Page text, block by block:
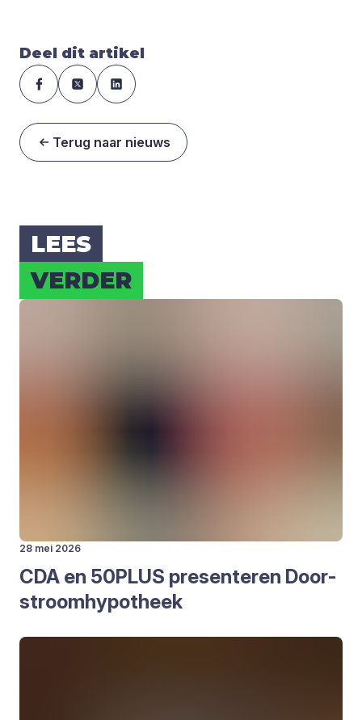
Deel dit artikel
Terug naar nieuws
LEES
VER­DER
28 mei 2026
CDA en 50PLUS pre­sen­te­ren Door­
stroom­hy­po­theek